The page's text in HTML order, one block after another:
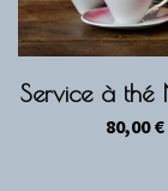
Service à thé
80,00€